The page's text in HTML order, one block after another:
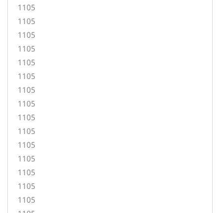
1105
1105
1105
1105
1105
1105
1105
1105
1105
1105
1105
1105
1105
1105
1105